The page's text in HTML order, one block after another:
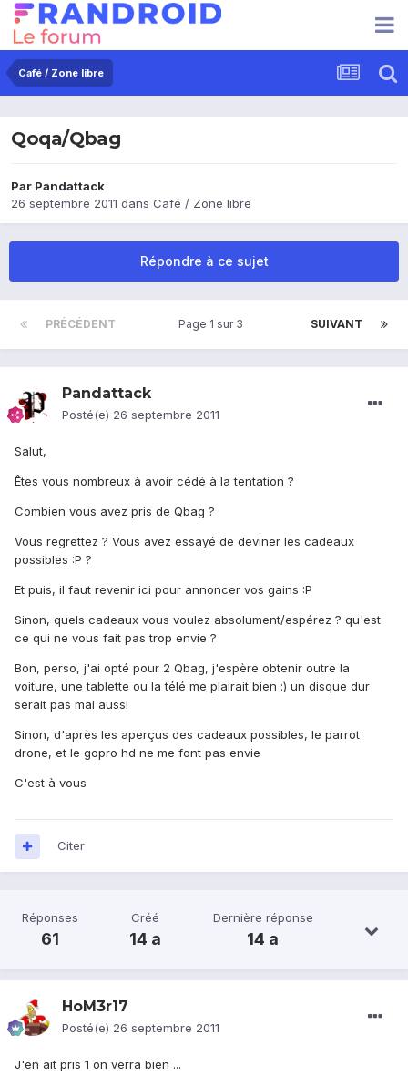
Café / Zone libre
Qoqa/Qbag
Par Pandattack
26 septembre 2011 dans Café / Zone libre
Répondre à ce sujet
PRÉCÉDENT SUIVANT
Page 1 sur 3
Pandattack
Posté(e) 26 septembre 2011
Salut,
Êtes vous nombreux à avoir cédé à la tentation ?
Combien vous avez pris de Qbag ?
Vous regrettez ? Vous avez essayé de deviner les cadeaux
possibles :P ?
Et puis, il faut revenir ici pour annoncer vos gains :P
Sinon, quels cadeaux vous voulez absolument/espérez ? qu'est
ce qui ne vous fait pas trop envie ?
Bon, perso, j'ai opté pour 2 Qbag, j'espère obtenir outre la
voiture, une tablette ou la télé me plairait bien :) un disque dur
serait pas mal aussi
Sinon, d'après les aperçus des cadeaux possibles, le parrot
drone, et le gopro hd ne me font pas envie
C'est à vous
Citer
Réponses
61
Créé
14 a
Dernière réponse
14 a
HoM3r17
Posté(e) 26 septembre 2011
J'en ait pris 1 on verra bien ...